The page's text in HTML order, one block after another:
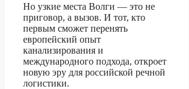
Но узкие места Волги — это не
приговор, а вызов. И тот, кто
первым сможет перенять
европейский опыт
канализирования и
международного подхода, откроет
новую эру для российской речной
логистики.